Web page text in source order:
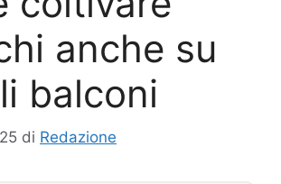
anche su
balconi
di Redazione